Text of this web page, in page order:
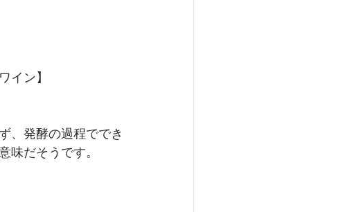
イン】
、発酵の過程ででき
だそうです。